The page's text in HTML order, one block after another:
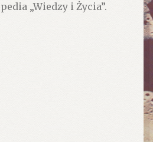
„Wiedzy i Życia”.